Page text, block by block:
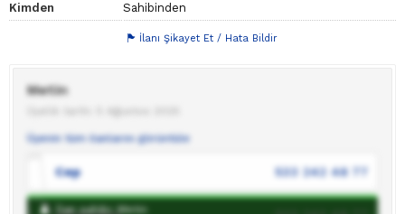
Kimden
Sahibinden
İlanı Şikayet Et / Hata Bildir
Metin
Üyenin tüm ilanlarını görüntüle
Cep 533 242 48 77
İlan sahibi: Metin